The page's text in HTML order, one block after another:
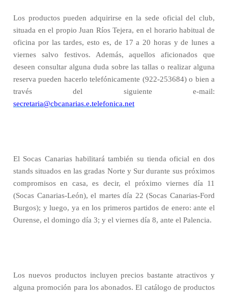
Los productos pueden adquirirse en la sede oficial del club,
situada en el propio Juan Ríos Tejera, en el horario habitual de
oficina por las tardes, esto es, de 17 a 20 horas y de lunes a
viernes salvo festivos. Además, aquellos aficionados que
deseen consultar alguna duda sobre las tallas o realizar alguna
reserva pueden hacerlo telefónicamente (922-253684) o bien a
través del siguiente e-mail:
secretaria@cbcanarias.e.telefonica.net
El Socas Canarias habilitará también su tienda oficial en dos
stands situados en las gradas Norte y Sur durante sus próximos
compromisos en casa, es decir, el próximo viernes día 11
(Socas Canarias-León), el martes día 22 (Socas Canarias-Ford
Burgos); y luego, ya en los primeros partidos de enero: ante el
Ourense, el domingo día 3; y el viernes día 8, ante el Palencia.
Los nuevos productos incluyen precios bastante atractivos y
alguna promoción para los abonados. El catálogo de productos